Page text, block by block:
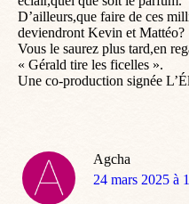
D’ailleurs,que faire de ces
deviendront Kevin et Mattéo?
Vous le saurez plus tard,en
« Gérald tire les ficelles ».
Une co-production signée
Agcha
dit
24 mars 2025 à